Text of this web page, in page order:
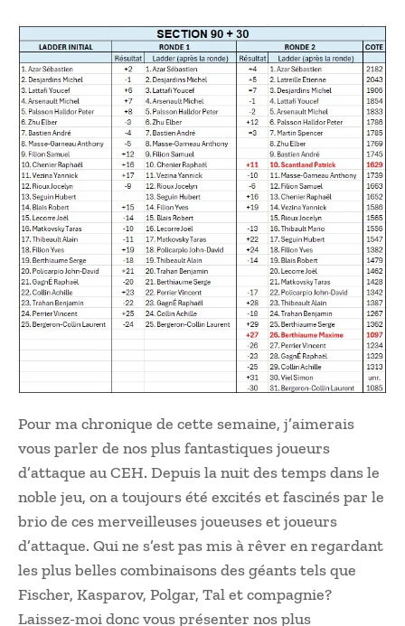
Pour ma chronique de cette semaine, j’aimerais
vous parler de nos plus fantastiques joueurs
d’attaque au CEH. Depuis la nuit des temps dans le
noble jeu, on a toujours été excités et fascinés par le
brio de ces merveilleuses joueuses et joueurs
d’attaque. Qui ne s’est pas mis à rêver en regardant
les plus belles combinaisons des géants tels que
Fischer, Kasparov, Polgar, Tal et compagnie?
Laissez-moi donc vous présenter nos plus